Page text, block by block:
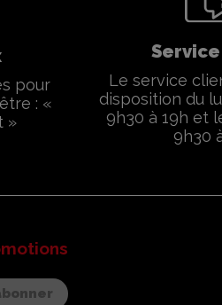
pour
: «
»
Le service
disposition du
9h30 à 19h et
9h30